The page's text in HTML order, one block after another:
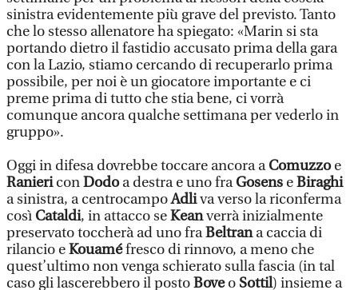
sinistra evidentemente più grave del previsto. Tanto
che lo stesso allenatore ha spiegato: «Marin si sta
portando dietro il fastidio accusato prima della gara
con la Lazio, stiamo cercando di recuperarlo prima
possibile, per noi è un giocatore importante e ci
preme prima di tutto che stia bene, ci vorrà
comunque ancora qualche settimana per vederlo in
gruppo».
Oggi in difesa dovrebbe toccare ancora aComuzzoe
RaniericonDodoa destra e uno fraGosens eBiraghi
a sinistra, a centrocampoAdliva verso la riconferma
così Cataldi, in attacco seKeanverrà inizialmente
preservato toccherà ad uno fraBeltrana caccia di
rilancio eKouaméfresco di rinnovo, a meno che
quest’ultimo non venga schierato sulla fascia (in tal
caso gli lascerebbero il postoBoveo Sottil) insieme a